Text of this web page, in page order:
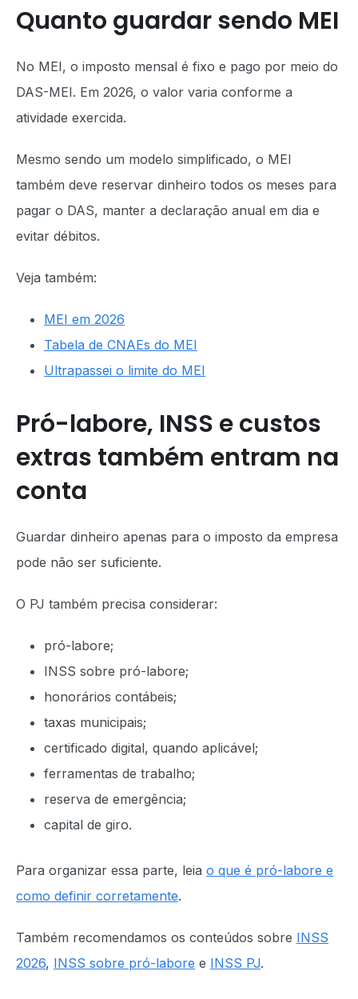
Quanto guardar sendo MEI
No MEI, o imposto mensal é fixo e pago por meio do
DAS-MEI. Em 2026, o valor varia conforme a
atividade exercida.
Mesmo sendo um modelo simplificado, o MEI
também deve reservar dinheiro todos os meses para
pagar o DAS, manter a declaração anual em dia e
evitar débitos.
Veja também:
MEI em 2026
Tabela de CNAEs do MEI
Ultrapassei o limite do MEI
Pró-labore, INSS e custos
extras também entram na
conta
Guardar dinheiro apenas para o imposto da empresa
pode não ser suficiente.
O PJ também precisa considerar:
pró-labore;
INSS sobre pró-labore;
honorários contábeis;
taxas municipais;
certificado digital, quando aplicável;
ferramentas de trabalho;
reserva de emergência;
capital de giro.
Para organizar essa parte, leia o que é pró-labore e
como definir corretamente.
Também recomendamos os conteúdos sobre INSS
2026, INSS sobre pró-labore e INSS PJ.